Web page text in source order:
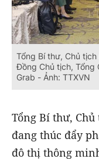
Tổng Bí thư, Chủ
Đồng Chủ tịch, Tổng
Grab - Ảnh: TTXVN
Tổng Bí thư,
đang thúc đẩy
đô thị thông